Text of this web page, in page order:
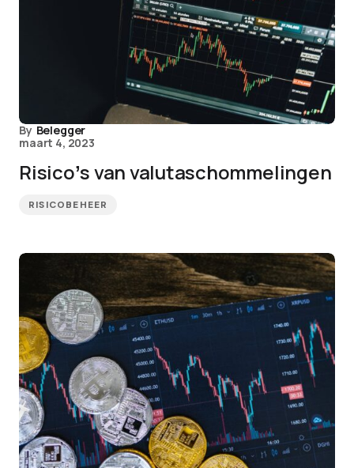
By Belegger
maart 4, 2023
Risicoʼs van valutaschommelingen
RISICOBEHEER